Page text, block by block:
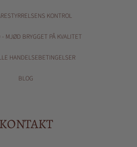
KONTROL
MJØD BRYGGET PÅ KVALITET
HANDELSEBETINGELSER
BLOG
KONTAKT